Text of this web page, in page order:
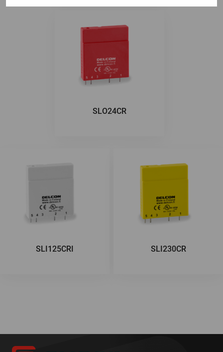
SLO24CR
SLI125CRI SLI230CR